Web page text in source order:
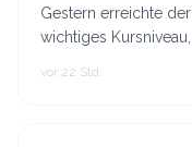
Gestern erreichte
wichtiges
vor 22 Std.